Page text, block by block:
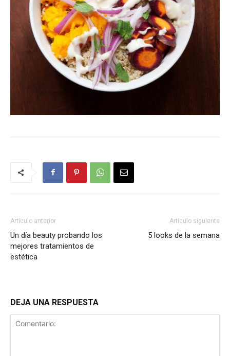
Artículo anterior
Un día beauty probando los
mejores tratamientos de
estética
Artículo siguiente
5 looks de la semana
DEJA UNA RESPUESTA